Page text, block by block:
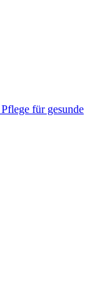
für gesunde